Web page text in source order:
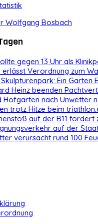
gegen 13 Uhr als
erlässt Verordnung zum
Ein Garten
Heinz beenden
Hofgarten nach Unwetter
trotz Hitze beim
auf der B11 fordert
auf der
verursacht rund 100